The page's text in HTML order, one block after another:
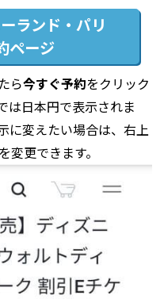
ランド・パリ
ページ
ら今すぐ予約をクリック
は日本円で表示されま
に変えたい場合は、右上
変更できます。